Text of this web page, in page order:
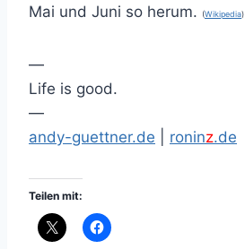
Mai und Juni so herum.
(Wikipedia)
—
Life is good.
—
andy-guettner.de
roninz.de
Teilen mit: